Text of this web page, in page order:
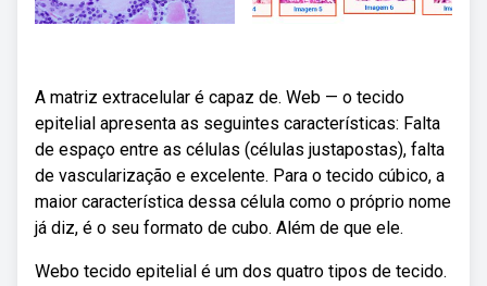
A matriz extracelular é capaz de. Web — o tecido
epitelial apresenta as seguintes características: Falta
de espaço entre as células (células justapostas), falta
de vascularização e excelente. Para o tecido cúbico, a
maior característica dessa célula como o próprio nome
já diz, é o seu formato de cubo. Além de que ele.
Webo tecido epitelial é um dos quatro tipos de tecido.